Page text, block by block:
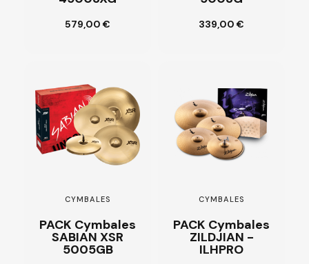
579,00 €
Ajouter au
panier 339,00 €
Ajouter au
panier
CYMBALES
PACK Cymbales
SABIAN XSR
5005GB
CYMBALES
PACK Cymbales
ZILDJIAN -
ILHPRO